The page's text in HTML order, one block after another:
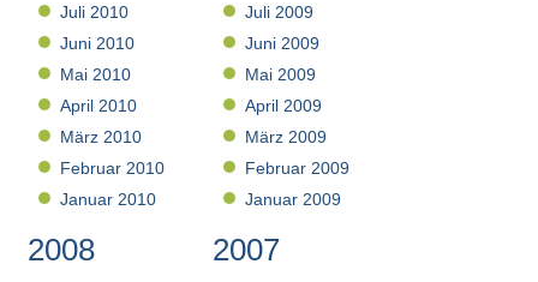
Juli 2010
Juni 2010
Mai 2010
April 2010
März 2010
Februar 2010
Januar 2010
Juli 2009
Juni 2009
Mai 2009
April 2009
März 2009
Februar 2009
Januar 2009
2008 2007